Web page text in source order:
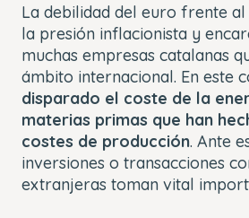
La debilidad del euro frente
la presión inflacionista y
muchas empresas catalanas
ámbito internacional. En este
disparado el coste de la
materias primas que han
costes de producción. Ante
inversiones o transacciones
extranjeras toman vital